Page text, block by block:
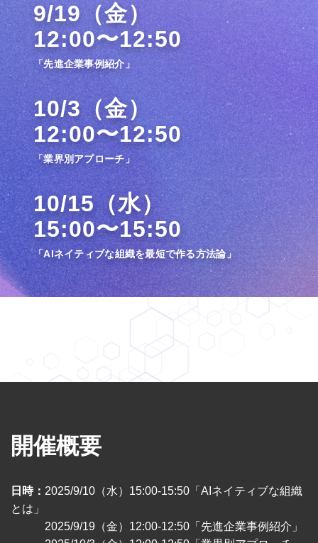
9/19（金）
12:00〜12:50
「先進企業事例紹介」
10/3（金）
12:00〜12:50
「業界別アプローチ」
10/15（水）
15:00〜15:50
「AIネイティブな組織を最短で作る方法論」
開催概要
日時： 2025/9/10（水）15:00-15:50「AIネイティブな組織
とは」
2025/9/19（金）12:00-12:50「先進企業事例紹介」